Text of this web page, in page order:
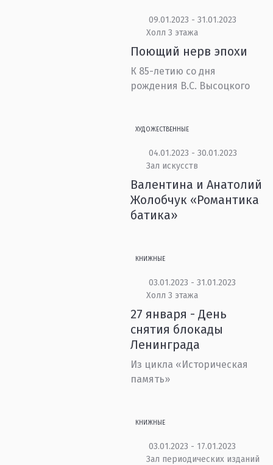
09.01.2023 - 31.01.2023
Холл 3 этажа
Поющий нерв эпохи
К 85-летию со дня
рождения В.С. Высоцкого
ХУДОЖЕСТВЕННЫЕ
04.01.2023 - 30.01.2023
Зал искусств
Валентина и Анатолий
Жолобчук «Романтика
батика»
КНИЖНЫЕ
03.01.2023 - 31.01.2023
Холл 3 этажа
27 января - День
снятия блокады
Ленинграда
Из цикла «Историческая
память»
КНИЖНЫЕ
03.01.2023 - 17.01.2023
Зал периодических изданий